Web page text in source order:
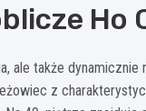
Ho
ale także
z